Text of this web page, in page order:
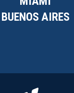
BUENOS AIRES